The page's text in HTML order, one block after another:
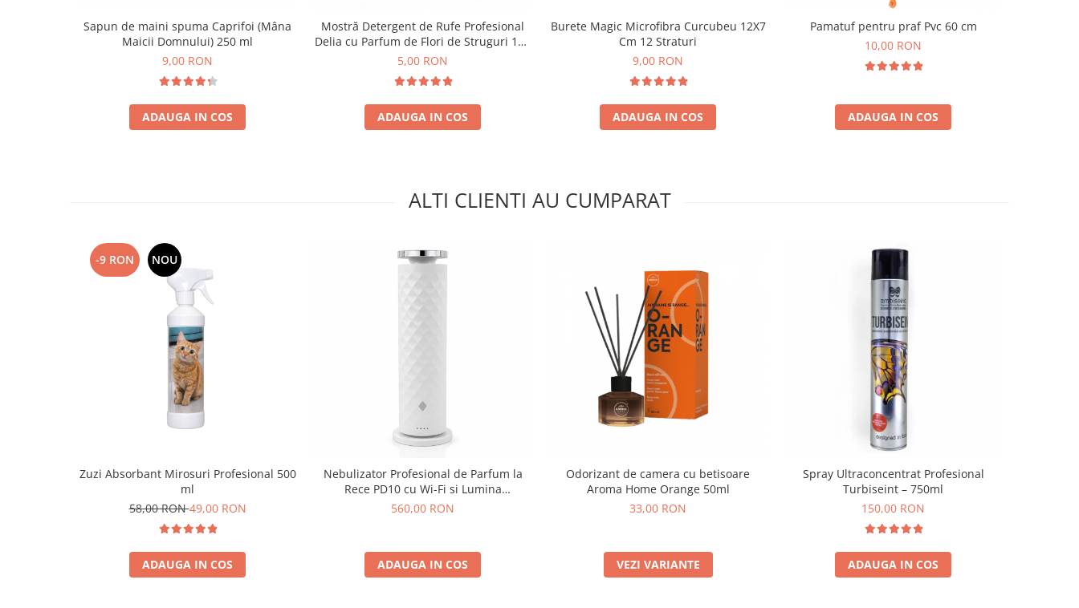
Sapun de maini spuma Caprifoi (Mâna
Maicii Domnului) 250 ml
9,00 RON
ADAUGA IN COS
Mostră Detergent de Rufe Profesional
Delia cu Parfum de Flori de Struguri 100
ml
5,00 RON
ADAUGA IN COS
Burete Magic Microfibra Curcubeu 12X7
Cm 12 Straturi
9,00 RON
ADAUGA IN COS
Pamatuf pentru praf Pvc 60 cm
10,00 RON
ADAUGA IN COS
ALTI CLIENTI AU CUMPARAT
-9 RON NOU
Zuzi Absorbant Mirosuri Profesional 500
ml
58,00 RON49,00 RON
ADAUGA IN COS
Nebulizator Profesional de Parfum la
Rece PD10 cu Wi-Fi si Lumina
Ambientala 120 ml, Alb
560,00 RON
ADAUGA IN COS
Odorizant de camera cu betisoare
Aroma Home Orange 50ml
33,00 RON
VEZI VARIANTE
Spray Ultraconcentrat Profesional
Turbiseint – 750ml
150,00 RON
ADAUGA IN COS